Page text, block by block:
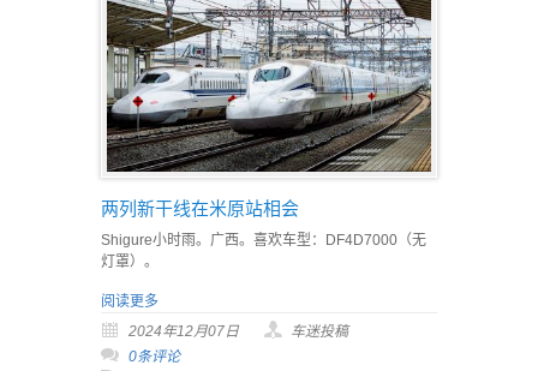
两列新干线在米原站相会
Shigure小时雨。广西。喜欢车型：DF4D7000（无
灯罩）。
阅读更多
2024年12月07日
车迷投稿
0条评论